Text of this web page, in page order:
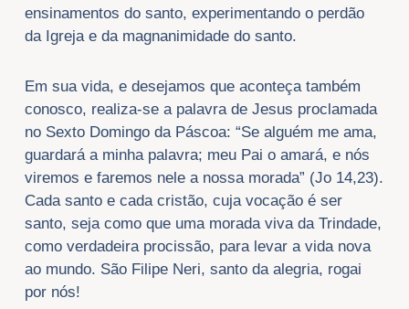
ensinamentos do santo, experimentando o perdão
da Igreja e da magnanimidade do santo.
Em sua vida, e desejamos que aconteça também
conosco, realiza-se a palavra de Jesus proclamada
no Sexto Domingo da Páscoa: “Se alguém me ama,
guardará a minha palavra; meu Pai o amará, e nós
viremos e faremos nele a nossa morada” (Jo 14,23).
Cada santo e cada cristão, cuja vocação é ser
santo, seja como que uma morada viva da Trindade,
como verdadeira procissão, para levar a vida nova
ao mundo. São Filipe Neri, santo da alegria, rogai
por nós!